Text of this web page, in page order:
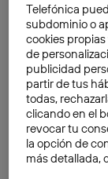
El momento
central
embargo, el
fachada y las
asedio del
concentrado
de la cubierta,
órganos.
Telefónica
subdominio o
cookies
de
publicidad
partir de tus
todas,
clicando en el
revocar tu
la opción de
más detallada,